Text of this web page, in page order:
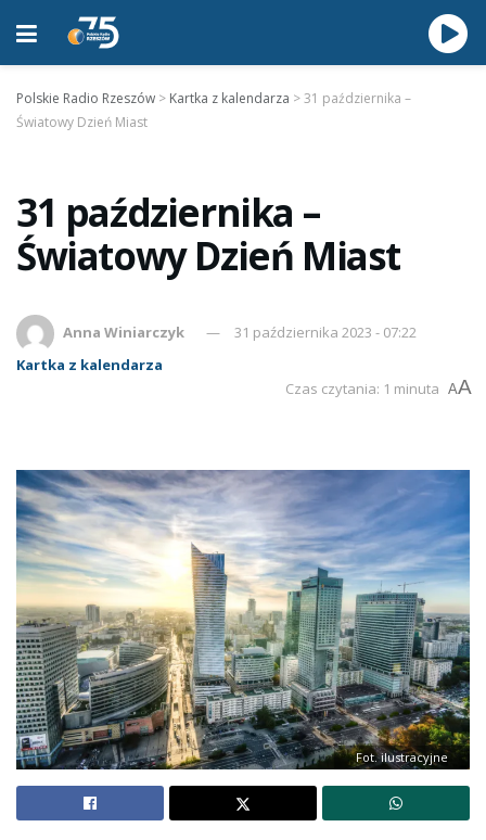
Polskie Radio Rzeszów > Kartka z kalendarza >31 października –
Światowy Dzień Miast
31 października –
Światowy Dzień Miast
Anna Winiarczyk
31 października 2023 - 07:22
Kartka z kalendarza
Czas czytania: 1 minuta AA
Fot. ilustracyjne